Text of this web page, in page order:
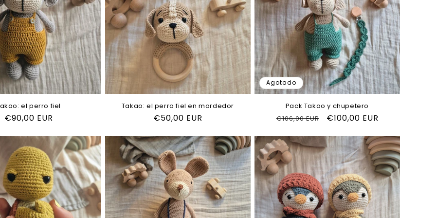
c
c
i
ó
:
el perro fiel
Precio
€90,00 EUR
Takao: el perro fiel en mordedor
Precio
€50,00 EUR
Agotado
Pack Takao y chupetero
Precio
€106,00 EUR
Precio
oferta
€100,00 EUR